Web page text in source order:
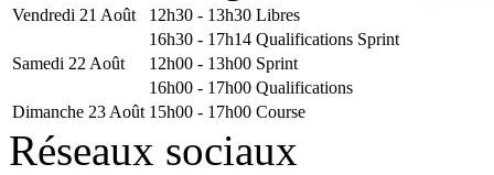
Vendredi 21 Août 12h30 - 13h30 Libres
16h30 - 17h14 Qualifications Sprint
Samedi 22 Août
12h00 - 13h00 Sprint
16h00 - 17h00 Qualifications
Dimanche 23 Août 15h00 - 17h00 Course
Réseaux sociaux